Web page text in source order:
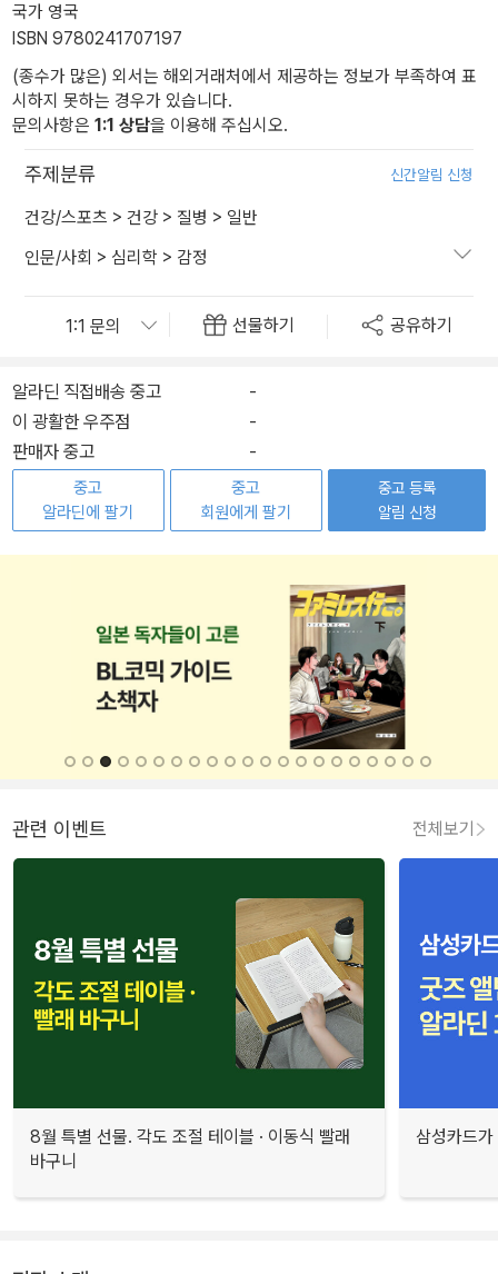
국가 영국
ISBN 9780241707197
(종수가 많은) 외서는 해외거래처에서 제공하는 정보가 부족하여 표
시하지 못하는 경우가 있습니다.
문의사항은 1:1 상담을 이용해 주십시오.
주제분류 신간알림 신청
건강/스포츠 > 건강 > 질병 > 일반
인문/사회 > 심리학 > 감정
선물하기 공유하기
알라딘 직접배송 중고
-
이 광활한 우주점
-
판매자 중고
-
중고
알라딘에 팔기
중고
회원에게 팔기
중고 등록
알림 신청
관련 이벤트 전체보기
8월 특별 선물. 각도 조절 테이블 · 이동식 빨래
바구니
삼성카드